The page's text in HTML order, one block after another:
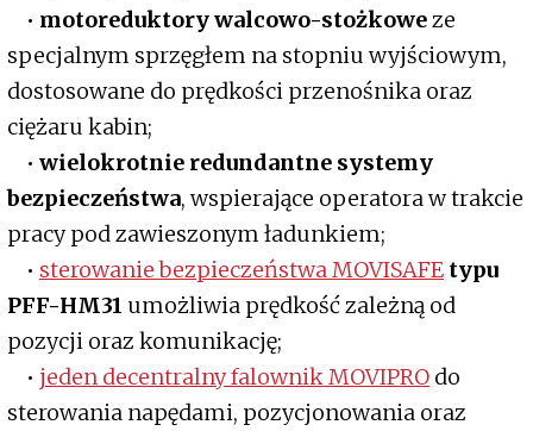
• motoreduktory walcowo-stożkoweze
specjalnym sprzęgłem na stopniu wyjściowym,
dostosowane do prędkości przenośnika oraz
ciężaru kabin;
• wielokrotnie redundantne systemy
bezpieczeństwa, wspierające operatora w trakcie
pracy pod zawieszonym ładunkiem;
• sterowanie bezpieczeństwa MOVISAFE typu
PFF-HM31 umożliwia prędkość zależną od
pozycji oraz komunikację;
• jeden decentralny falownik MOVIPRO do
sterowania napędami, pozycjonowania oraz